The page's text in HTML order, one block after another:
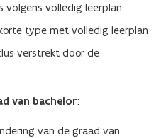
volgens volledig leerplan
type met volledig leerplan
verstrekt door de
van bachelor:
van de graad van